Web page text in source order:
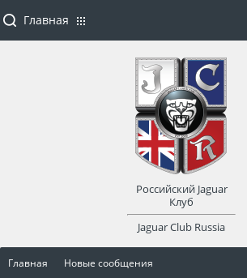
Главная Новые сообщения
Главная
Российский Jaguar
Клуб
Jaguar Club Russia